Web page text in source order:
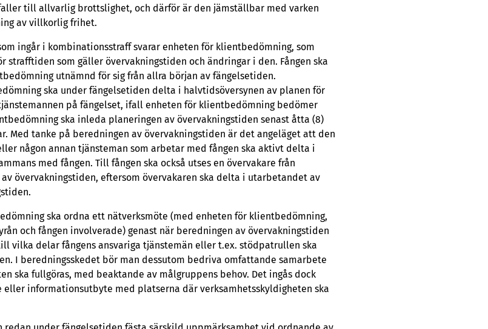
till allvarlig brottslighet, och därför är den jämställbar med varken
av villkorlig frihet.
ingår i kombinationsstraff svarar enheten för klientbedömning, som
strafftiden som gäller övervakningstiden och ändringar i den. Fången ska
utnämnd för sig från allra början av fängelsetiden.
ska under fängelsetiden delta i halvtidsöversynen av planen för
på fängelset, ifall enheten för klientbedömning bedömer
ska inleda planeringen av övervakningstiden senast åtta (8)
Med tanke på beredningen av övervakningstiden är det angeläget att den
någon annan tjänsteman som arbetar med fången ska aktivt delta i
med fången. Till fången ska också utses en övervakare från
övervakningstiden, eftersom övervakaren ska delta i utarbetandet av
ska ordna ett nätverksmöte (med enheten för klientbedömning,
och fången involverade) genast när beredningen av övervakningstiden
vilka delar fångens ansvariga tjänstemän eller t.ex. stödpatrullen ska
I beredningsskedet bör man dessutom bedriva omfattande samarbete
ska fullgöras, med beaktande av målgruppens behov. Det ingås dock
informationsutbyte med platserna där verksamhetsskyldigheten ska